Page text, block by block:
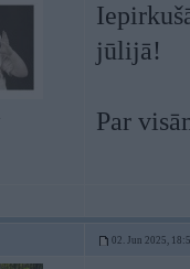
jūlijā!
Par
02. Jun 2025,